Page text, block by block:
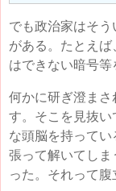
でも政治家はそ
がある。たとえ
はできない暗号
何かに研ぎ澄ま
す。そこを見抜
な頭脳を持って
張って解いてし
った。それって